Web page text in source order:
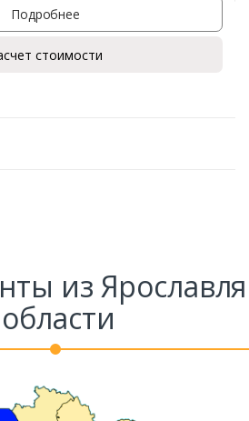
Подробнее
стоимости
из Ярославля